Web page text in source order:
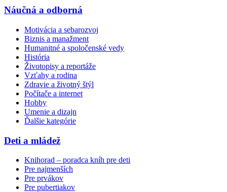
Náučná a odborná
Motivácia a sebarozvoj
Biznis a manažment
Humanitné a spoločenské vedy
História
Životopisy a reportáže
Vzťahy a rodina
Zdravie a životný štýl
Počítače a internet
Hobby
Umenie a dizajn
Ďalšie kategórie
Deti a mládež
Knihorad – poradca kníh pre deti
Pre najmenších
Pre prvákov
Pre pubertiakov